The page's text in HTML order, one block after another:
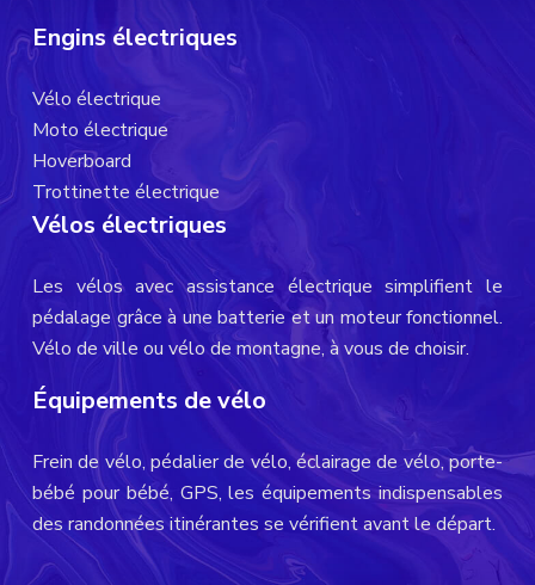
Engins électriques
Vélo électrique
Moto électrique
Hoverboard
Trottinette électrique
Vélos électriques
Les vélos avec assistance électrique simplifient le
pédalage grâce à une batterie et un moteur fonctionnel.
Vélo de ville ou vélo de montagne, à vous de choisir.
Équipements de vélo
Frein de vélo, pédalier de vélo, éclairage de vélo, porte-
bébé pour bébé, GPS, les équipements indispensables
des randonnées itinérantes se vérifient avant le départ.